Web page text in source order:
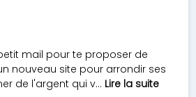
mail pour te proposer de
nouveau site pour arrondir ses
de l'argent qui v... Lire la suite